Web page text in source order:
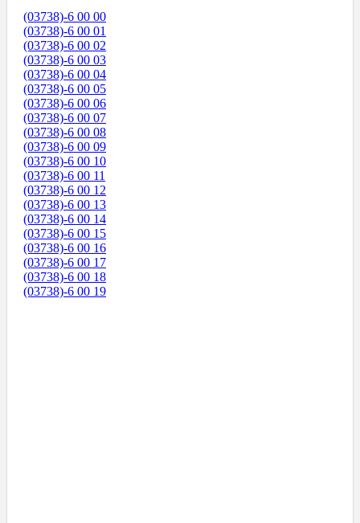
(03738)-6 00 00
(03738)-6 00 01
(03738)-6 00 02
(03738)-6 00 03
(03738)-6 00 04
(03738)-6 00 05
(03738)-6 00 06
(03738)-6 00 07
(03738)-6 00 08
(03738)-6 00 09
(03738)-6 00 10
(03738)-6 00 11
(03738)-6 00 12
(03738)-6 00 13
(03738)-6 00 14
(03738)-6 00 15
(03738)-6 00 16
(03738)-6 00 17
(03738)-6 00 18
(03738)-6 00 19